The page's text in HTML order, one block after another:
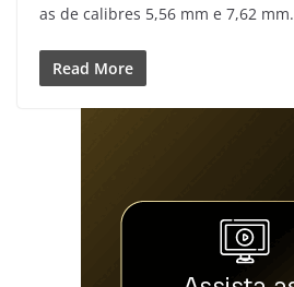
as de calibres 5,56 mm e 7,62 mm.
Read More